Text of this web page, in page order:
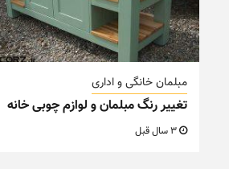
مبلمان خانگی و اداری
تغییر رنگ مبلمان و لوازم چوبی خانه